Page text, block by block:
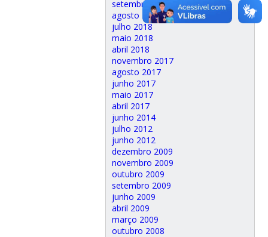
setembro 2018
agosto 2018
julho 2018
maio 2018
abril 2018
novembro 2017
agosto 2017
junho 2017
maio 2017
abril 2017
junho 2014
julho 2012
junho 2012
dezembro 2009
novembro 2009
outubro 2009
setembro 2009
junho 2009
abril 2009
março 2009
outubro 2008